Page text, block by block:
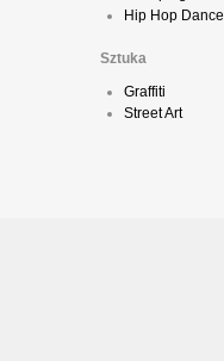
Hip Hop Dance
Sztuka
Graffiti
Street Art